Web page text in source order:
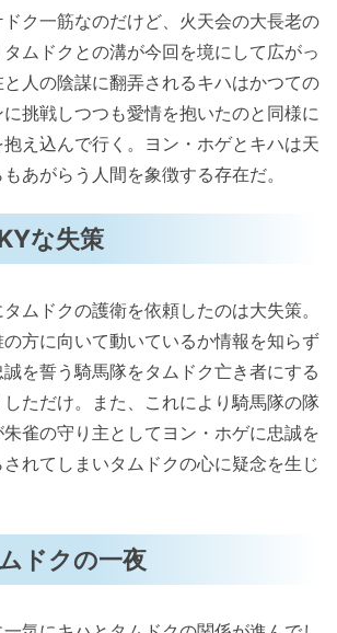
ク一筋なのだけど、火天会の大長老の
ムドクとの溝が今回を境にして広がっ
人の陰謀に翻弄されるキハはかつての
挑戦しつつも愛情を抱いたのと同様に
え込んで行く。ヨン・ホゲとキハは天
あがらう人間を象徴する存在だ。
な失策
ムドクの護衛を依頼したのは大失策。
方に向いて動いているか情報を知らず
を誓う騎馬隊をタムドク亡き者にする
ただけ。また、これにより騎馬隊の隊
雀の守り主としてヨン・ホゲに忠誠を
れてしまいタムドクの心に疑念を生じ
ドクの一夜